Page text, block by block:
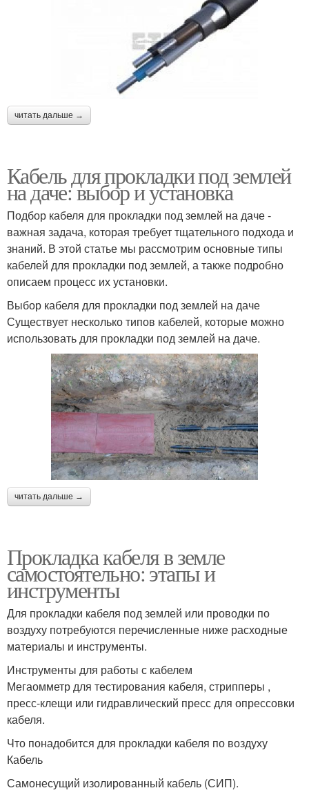
читать дальше →
Кабель для прокладки под землей
на даче: выбор и установка
Подбор кабеля для прокладки под землей на даче -
важная задача, которая требует тщательного подхода и
знаний. В этой статье мы рассмотрим основные типы
кабелей для прокладки под землей, а также подробно
описаем процесс их установки.
Выбор кабеля для прокладки под землей на даче
Существует несколько типов кабелей, которые можно
использовать для прокладки под землей на даче.
читать дальше →
Прокладка кабеля в земле
самостоятельно: этапы и
инструменты
Для прокладки кабеля под землей или проводки по
воздуху потребуются перечисленные ниже расходные
материалы и инструменты.
Инструменты для работы с кабелем
Мегаомметр для тестирования кабеля, стрипперы ,
пресс-клещи или гидравлический пресс для опрессовки
кабеля.
Что понадобится для прокладки кабеля по воздуху
Кабель
Самонесущий изолированный кабель (СИП).